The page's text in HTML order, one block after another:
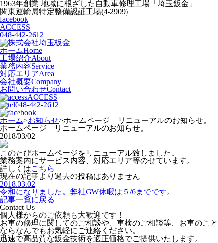
1963年創業 地域に根ざした自動車修理工場「埼玉鈑金」
関東運輸局特定整備認証工場(4-2909)
facebook
ACCESS
048-442-2612
ホームHome
工場紹介About
業務内容Service
対応エリアArea
会社概要Company
お問い合わせContact
ACCESS
048-442-2612
ホーム>お知らせ>ホームページ リニューアルのお知らせ。
ホームページ リニューアルのお知らせ。
2018/03/02
このたびホームページをリニューアル致しました。
業務案内にサービス内容、対応エリア等のせています。
詳しくはこちら
現在の記事より過去の投稿はありません
2018.03.02
令和になりました。弊社GW休暇は５/6までです。
記事一覧に戻る
Contact Us
個人様からのご依頼も大歓迎です！
お車の修理に関してのご相談や、車検のご相談等、お車のこと
ならなんでもお気軽にご連絡ください。
迅速で高品質な鈑金技術を適正価格でご提供いたします。